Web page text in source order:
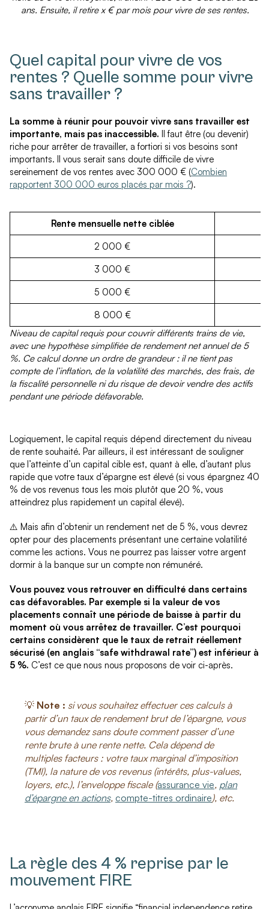
ans. Ensuite, il retire x € par mois pour vivre de ses rentes.
Quel capital pour vivre de vos
rentes ? Quelle somme pour vivre
sans travailler ?
La somme à réunir pour pouvoir vivre sans travailler est
importante, mais pas inaccessible. Il faut être (ou devenir)
riche pour arrêter de travailler, a fortiori si vos besoins sont
importants. Il vous serait sans doute difficile de vivre
sereinement de vos rentes avec 300 000 € (Combien
rapportent 300 000 euros placés par mois ?).
Rente mensuelle nette ciblée
2 000 €
3 000 €
5 000 €
8 000 €
Niveau de capital requis pour couvrir différents trains de vie,
avec une hypothèse simplifiée de rendement net annuel de 5
%. Ce calcul donne un ordre de grandeur : il ne tient pas
compte de l’inflation, de la volatilité des marchés, des frais, de
la fiscalité personnelle ni du risque de devoir vendre des actifs
pendant une période défavorable.
Logiquement, le capital requis dépend directement du niveau
de rente souhaité. Par ailleurs, il est intéressant de souligner
que l’atteinte d’un capital cible est, quant à elle, d’autant plus
rapide que votre taux d’épargne est élevé (si vous épargnez 40
% de vos revenus tous les mois plutôt que 20 %, vous
atteindrez plus rapidement un capital élevé).
⚠️ Mais afin d’obtenir un rendement net de 5 %, vous devrez
opter pour des placements présentant une certaine volatilité
comme les actions. Vous ne pourrez pas laisser votre argent
dormir à la banque sur un compte non rémunéré.
Vous pouvez vous retrouver en difficulté dans certains
cas défavorables. Par exemple si la valeur de vos
placements connaît une période de baisse à partir du
moment où vous arrêtez de travailler. C’est pourquoi
certains considèrent que le taux de retrait réellement
sécurisé (en anglais “safe withdrawal rate”) est inférieur à
5 %. C’est ce que nous nous proposons de voir ci-après.
💡 Note : si vous souhaitez effectuer ces calculs à
partir d’un taux de rendement brut de l’épargne, vous
vous demandez sans doute comment passer d’une
rente brute à une rente nette. Cela dépend de
multiples facteurs : votre taux marginal d’imposition
(TMI), la nature de vos revenus (intérêts, plus-values,
loyers, etc.), l’enveloppe fiscale (assurance vie, plan
d’épargne en actions, compte-titres ordinaire), etc.
La règle des 4 % reprise par le
mouvement FIRE